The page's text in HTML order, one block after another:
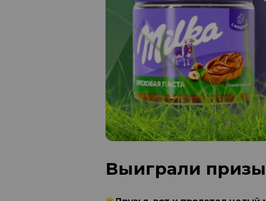
Выиграли призы